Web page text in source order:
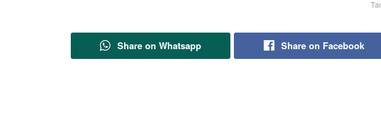
Share on Whatsapp Share on Facebook